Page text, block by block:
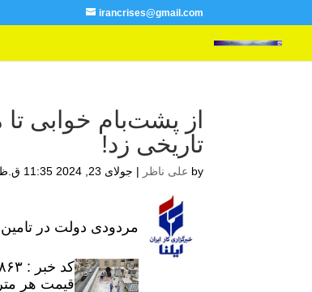
irancrises@gmail.com
از پشت‌بام خوابی
تاریخی زد!
by علی ناظر | جولای 23, 2024 11:35 ق.ظ
مردودی دولت در
کد خبر : ۱۵۰۷۸۶۳